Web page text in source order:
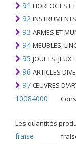
91 HORLOGES
92 INSTRUMENTS
93 ARMES ET
94 MEUBLES; LINGE, MATELAS, SUPPORTS DE MATELAS,
95 JOUETS, JEUX ET
96 ARTICLES
97 ŒUVRES
10084000 Considéré dans
Les quantités produits restent modestes, mais cette plante présente malgré tout de
fraise